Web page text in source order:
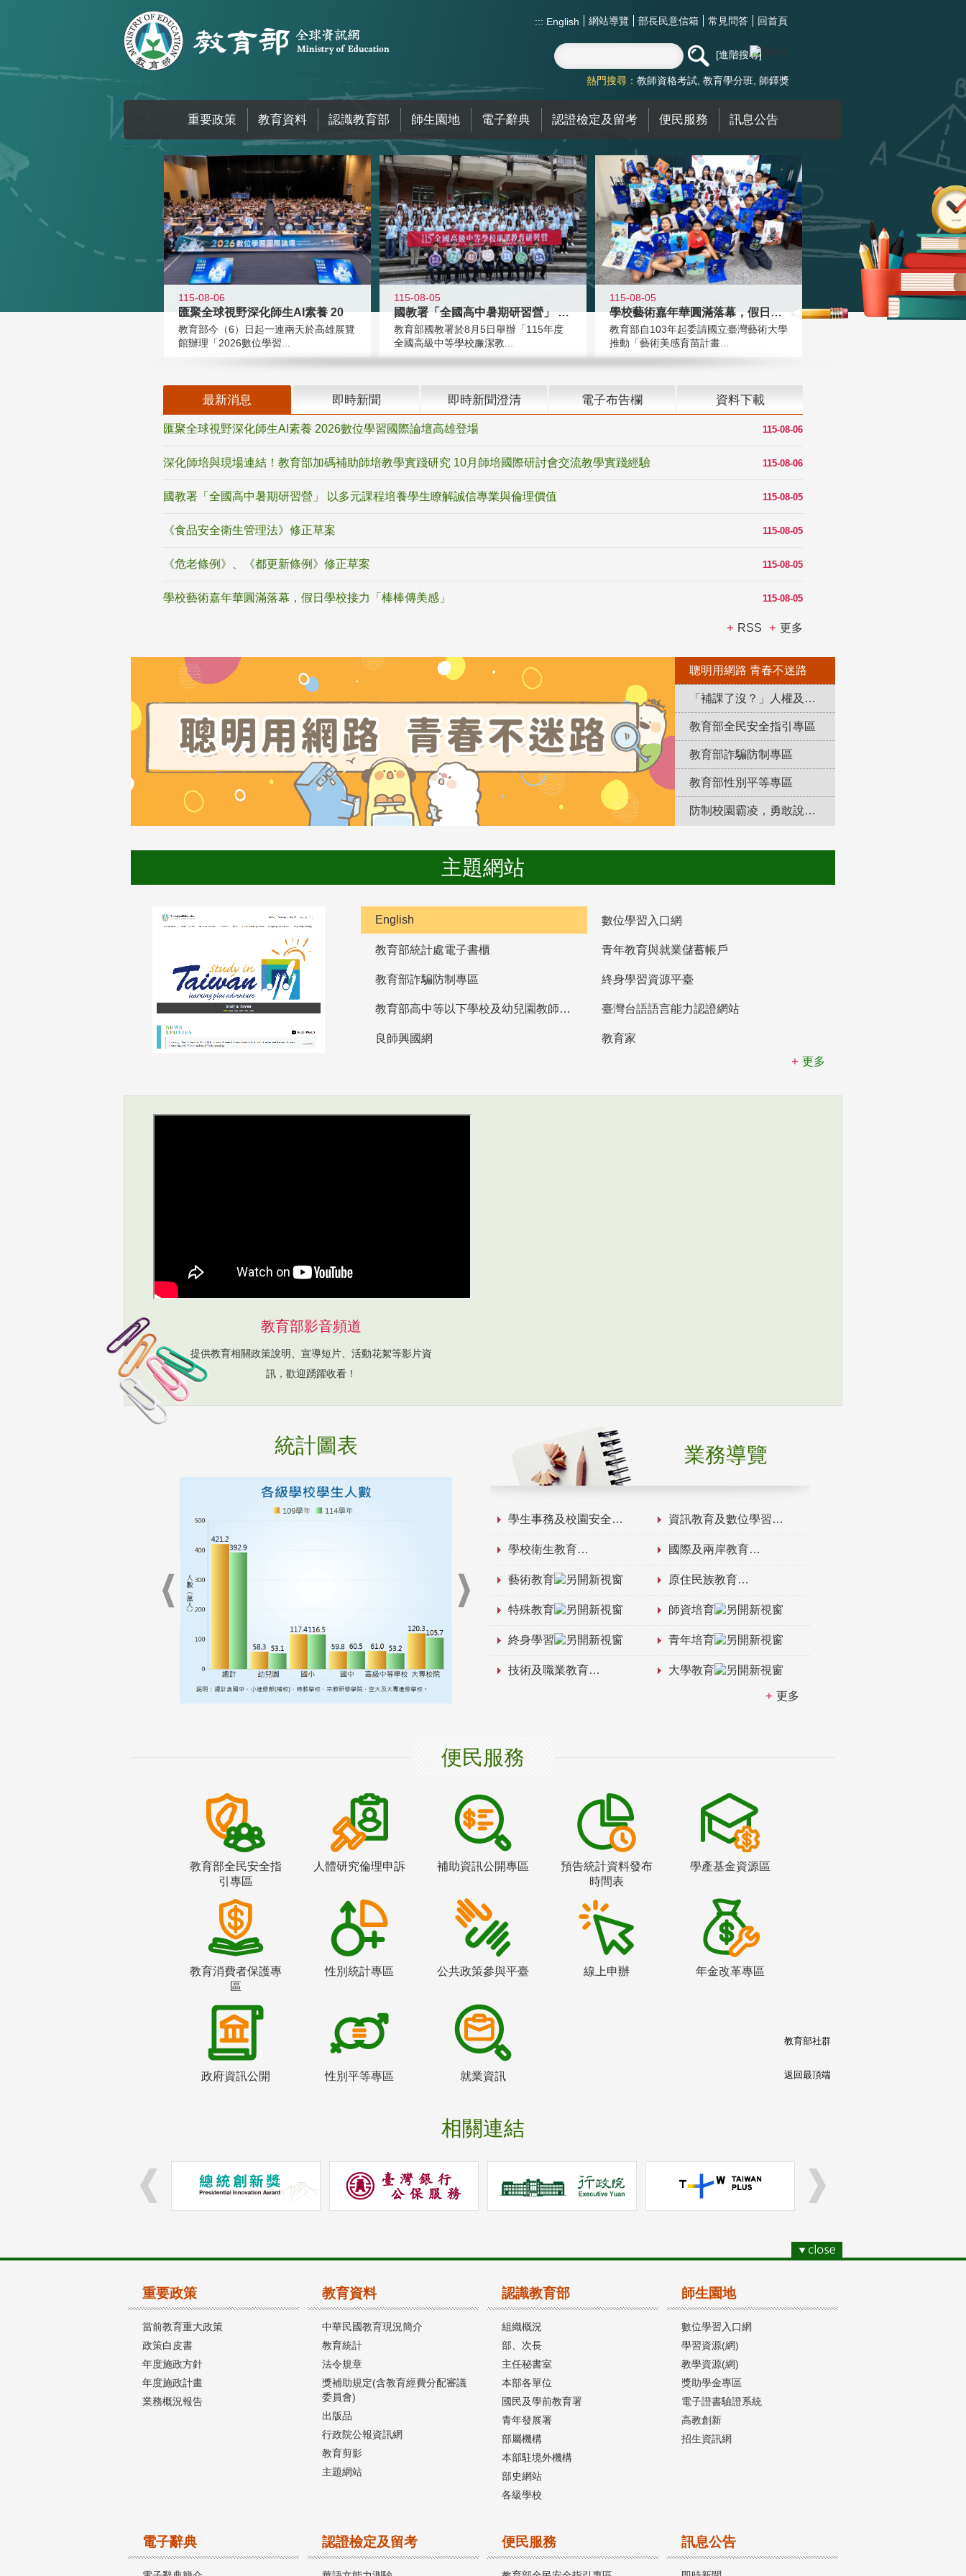
::: English 網站導覽 部長民意信箱 常見問答 回首頁
進階搜尋
熱門搜尋： 教師資格考試 教育學分班 師鐸獎
重要政策 教育資料 認識教育部 師生園地 電子辭典 認證檢定及留考 便民服務 訊息公告
:::
115-08-06
匯聚全球視野深化師生AI素養 20
教育部今（6）日起一連兩天於高雄展覽
館辦理「2026數位學習...
115-08-05
國教署「全國高中暑期研習營」 以多
教育部國教署於8月5日舉辦「115年度
全國高級中等學校廉潔教...
115-08-05
學校藝術嘉年華圓滿落幕，假日學校接
教育部自103年起委請國立臺灣藝術大學
推動「藝術美感育苗計畫...
最新消息 即時新聞 即時新聞澄清 電子布告欄 資料下載
115-08-06
匯聚全球視野深化師生AI素養 2026數位學習國際論壇高雄登場
115-08-06
深化師培與現場連結！教育部加碼補助師培教學實踐研究 10月師培國際研討會交流教學實踐經驗
115-08-05
國教署「全國高中暑期研習營」 以多元課程培養學生瞭解誠信專業與倫理價值
115-08-05
《食品安全衛生管理法》修正草案
115-08-05
《危老條例》、《都更新條例》修正草案
115-08-05
學校藝術嘉年華圓滿落幕，假日學校接力「棒棒傳美感」
RSS 更多
聰明用網路 青春不迷路
「補課了沒？」人權及轉型正義教育專區
教育部全民安全指引專區
教育部詐騙防制專區
教育部性別平等專區
防制校園霸凌，勇敢說出來！
主題網站
English 數位學習入口網
教育部統計處電子書櫃 青年教育與就業儲蓄帳戶
教育部詐騙防制專區 終身學習資源平臺
教育部高中等以下學校及幼兒園教師資格檢定考試 臺灣台語語言能力認證網站
良師興國網
教育家
更多
教育部影音頻道
提供教育相關政策說明、宣導短片、活動花絮等影片資
訊，歡迎踴躍收看！
統計圖表 業務導覽
學生事務及校園安全 資訊教育及數位學習
學校衛生教育 國際及兩岸教育
藝術教育 原住民族教育
特殊教育 師資培育
終身學習 青年培育
技術及職業教育 大學教育
更多
便民服務
教育部全民安全指
引專區
人體研究倫理申訴 補助資訊公開專區
預告統計資料發布
時間表
學產基金資源區
教育消費者保護專
區
性別統計專區 公共政策參與平臺 線上申辦 年金改革專區
政府資訊公開 性別平等專區 就業資訊
相關連結
教育部社群
返回最頂端
重要政策
當前教育重大政策
政策白皮書
年度施政方針
年度施政計畫
業務概況報告
教育資料
中華民國教育現況簡介
教育統計
法令規章
獎補助規定(含教育經費分配審議
委員會)
出版品
行政院公報資訊網
教育剪影
主題網站
認識教育部
組織概況
部、次長
主任秘書室
本部各單位
國民及學前教育署
青年發展署
部屬機構
本部駐境外機構
部史網站
各級學校
師生園地
數位學習入口網
學習資源(網)
教學資源(網)
獎助學金專區
電子證書驗證系統
高教創新
招生資訊網
電子辭典 認證檢定及留考 便民服務 訊息公告